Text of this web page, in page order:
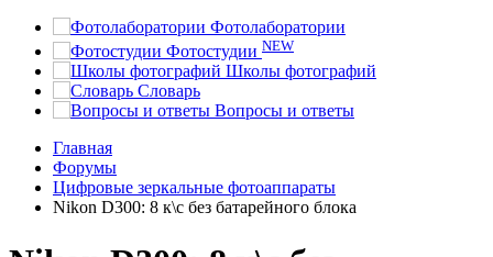
Фотолаборатории
Фотостудии NEW
Школы фотографий
Словарь
Вопросы и ответы
Главная
Форумы
Цифровые зеркальные фотоаппараты
Nikon D300: 8 к\с без батарейного блока